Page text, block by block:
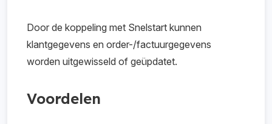
Door de koppeling met Snelstart kunnen
klantgegevens en order-/factuurgegevens
worden uitgewisseld of geüpdatet.
Voordelen